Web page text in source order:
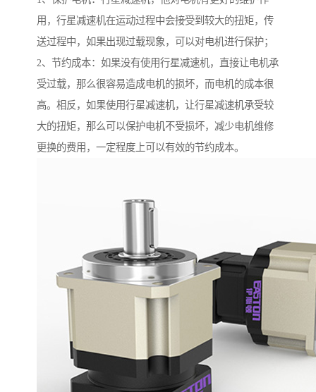
用，行星减速机在运动过程中会接受到较大的扭矩，传
送过程中，如果出现过载现象，可以对电机进行保护；
2、节约成本：如果没有使用行星减速机，直接让电机承
受过载，那么很容易造成电机的损坏，而电机的成本很
高。相反，如果使用行星减速机，让行星减速机承受较
大的扭矩，那么可以保护电机不受损坏，减少电机维修
更换的费用，一定程度上可以有效的节约成本。